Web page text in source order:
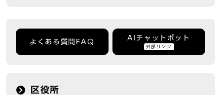
よくある質問FAQ
AIチャットボット
外部リンク
区役所